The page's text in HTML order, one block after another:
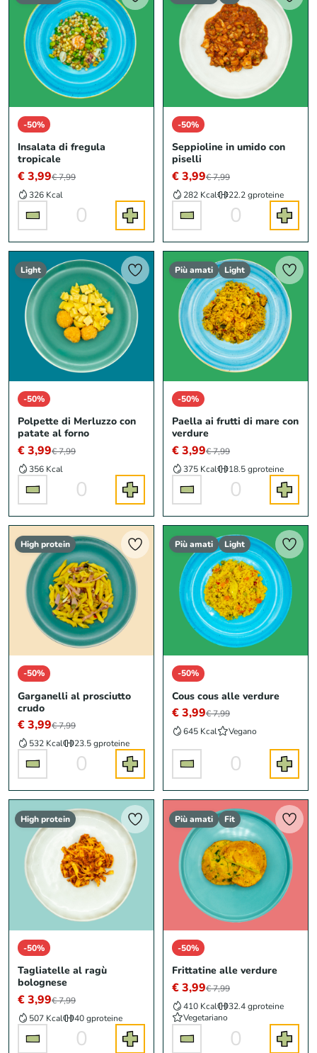
-50%
Insalata di fregula
tropicale
€ 3,99€ 7,99
326 Kcal
0
-50%
Seppioline in umido con
piselli
€ 3,99€ 7,99
282 Kcal
22.2 gproteine
0
Light
-50%
Polpette di Merluzzo con
patate al forno
€ 3,99€ 7,99
356 Kcal
0
Più amati Light
-50%
Paella ai frutti di mare con
verdure
€ 3,99€ 7,99
375 Kcal
18.5 gproteine
0
High protein
-50%
Garganelli al prosciutto
crudo
€ 3,99€ 7,99
532 Kcal
23.5 gproteine
0
Più amati Light
-50%
Cous cous alle verdure
€ 3,99€ 7,99
645 Kcal
Vegano
0
High protein
-50%
Tagliatelle al ragù
bolognese
€ 3,99€ 7,99
507 Kcal
40 gproteine
0
Più amati Fit
-50%
Frittatine alle verdure
€ 3,99€ 7,99
410 Kcal
32.4 gproteine
Vegetariano
0